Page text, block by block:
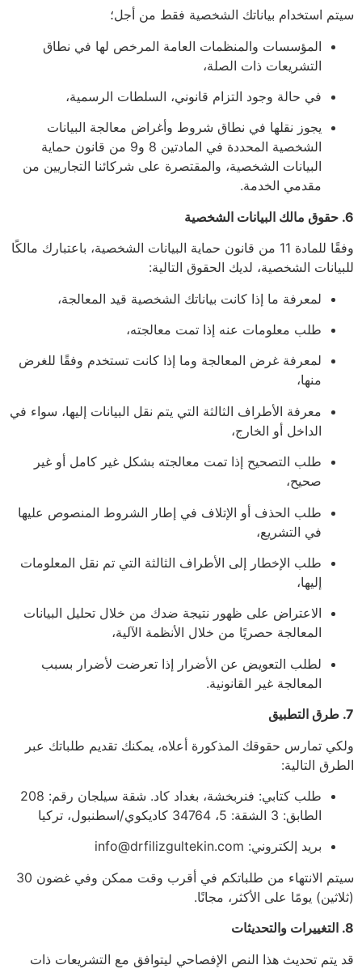
سيتم استخدام بياناتك الشخصية فقط من أجل؛
المؤسسات والمنظمات العامة المرخص لها في نطاق
التشريعات ذات الصلة،
في حالة وجود التزام قانوني، السلطات الرسمية،
يجوز نقلها في نطاق شروط وأغراض معالجة البيانات
الشخصية المحددة في المادتين 8 و9 من قانون حماية
البيانات الشخصية، والمقتصرة على شركائنا التجاريين من
مقدمي الخدمة.
6. حقوق مالك البيانات الشخصية
وفقًا للمادة 11 من قانون حماية البيانات الشخصية، باعتبارك مالكًا
للبيانات الشخصية، لديك الحقوق التالية:
لمعرفة ما إذا كانت بياناتك الشخصية قيد المعالجة،
طلب معلومات عنه إذا تمت معالجته،
لمعرفة غرض المعالجة وما إذا كانت تستخدم وفقًا للغرض
منها،
معرفة الأطراف الثالثة التي يتم نقل البيانات إليها، سواء في
الداخل أو الخارج،
طلب التصحيح إذا تمت معالجته بشكل غير كامل أو غير
صحيح،
طلب الحذف أو الإتلاف في إطار الشروط المنصوص عليها
في التشريع،
طلب الإخطار إلى الأطراف الثالثة التي تم نقل المعلومات
إليها،
الاعتراض على ظهور نتيجة ضدك من خلال تحليل البيانات
المعالجة حصريًا من خلال الأنظمة الآلية،
لطلب التعويض عن الأضرار إذا تعرضت لأضرار بسبب
المعالجة غير القانونية.
7. طرق التطبيق
ولكي تمارس حقوقك المذكورة أعلاه، يمكنك تقديم طلباتك عبر
الطرق التالية:
طلب كتابي: فنربخشة، بغداد كاد. شقة سيلجان رقم: 208
الطابق: 3 الشقة: 5، 34764 كاديكوي/اسطنبول، تركيا
بريد إلكتروني: info@drfilizgultekin.com
سيتم الانتهاء من طلباتكم في أقرب وقت ممكن وفي غضون 30
(ثلاثين) يومًا على الأكثر، مجانًا.
8. التغييرات والتحديثات
قد يتم تحديث هذا النص الإفصاحي ليتوافق مع التشريعات ذات